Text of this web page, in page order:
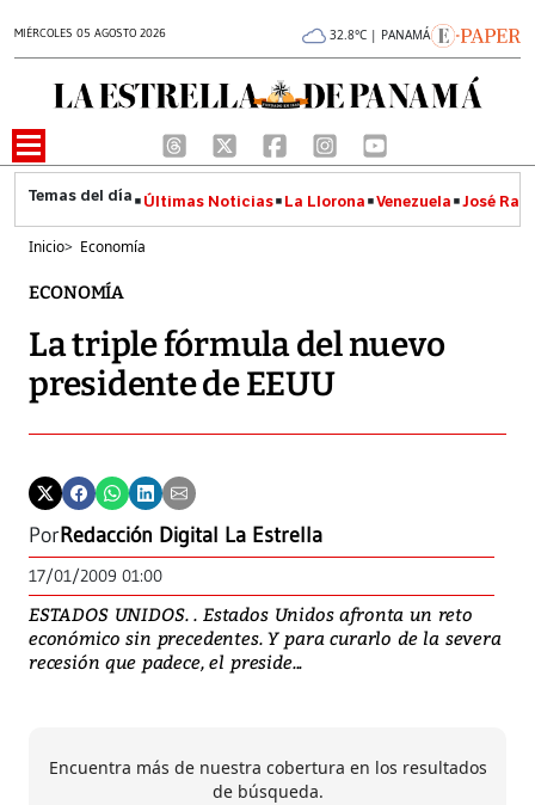
MIÉRCOLES 05 AGOSTO 2026 32.8°C | PANAMÁ
Últimas Noticias La Llorona Venezuela José
Inicio> Economía
ECONOMÍA
La triple fórmula del nuevo
presidente de EEUU
PorRedacción Digital La Estrella
17/01/2009 01:00
ESTADOS UNIDOS. . Estados Unidos afronta un reto
económico sin precedentes. Y para curarlo de la severa
recesión que padece, el preside...
Encuentra más de nuestra cobertura en los resultados
de búsqueda.